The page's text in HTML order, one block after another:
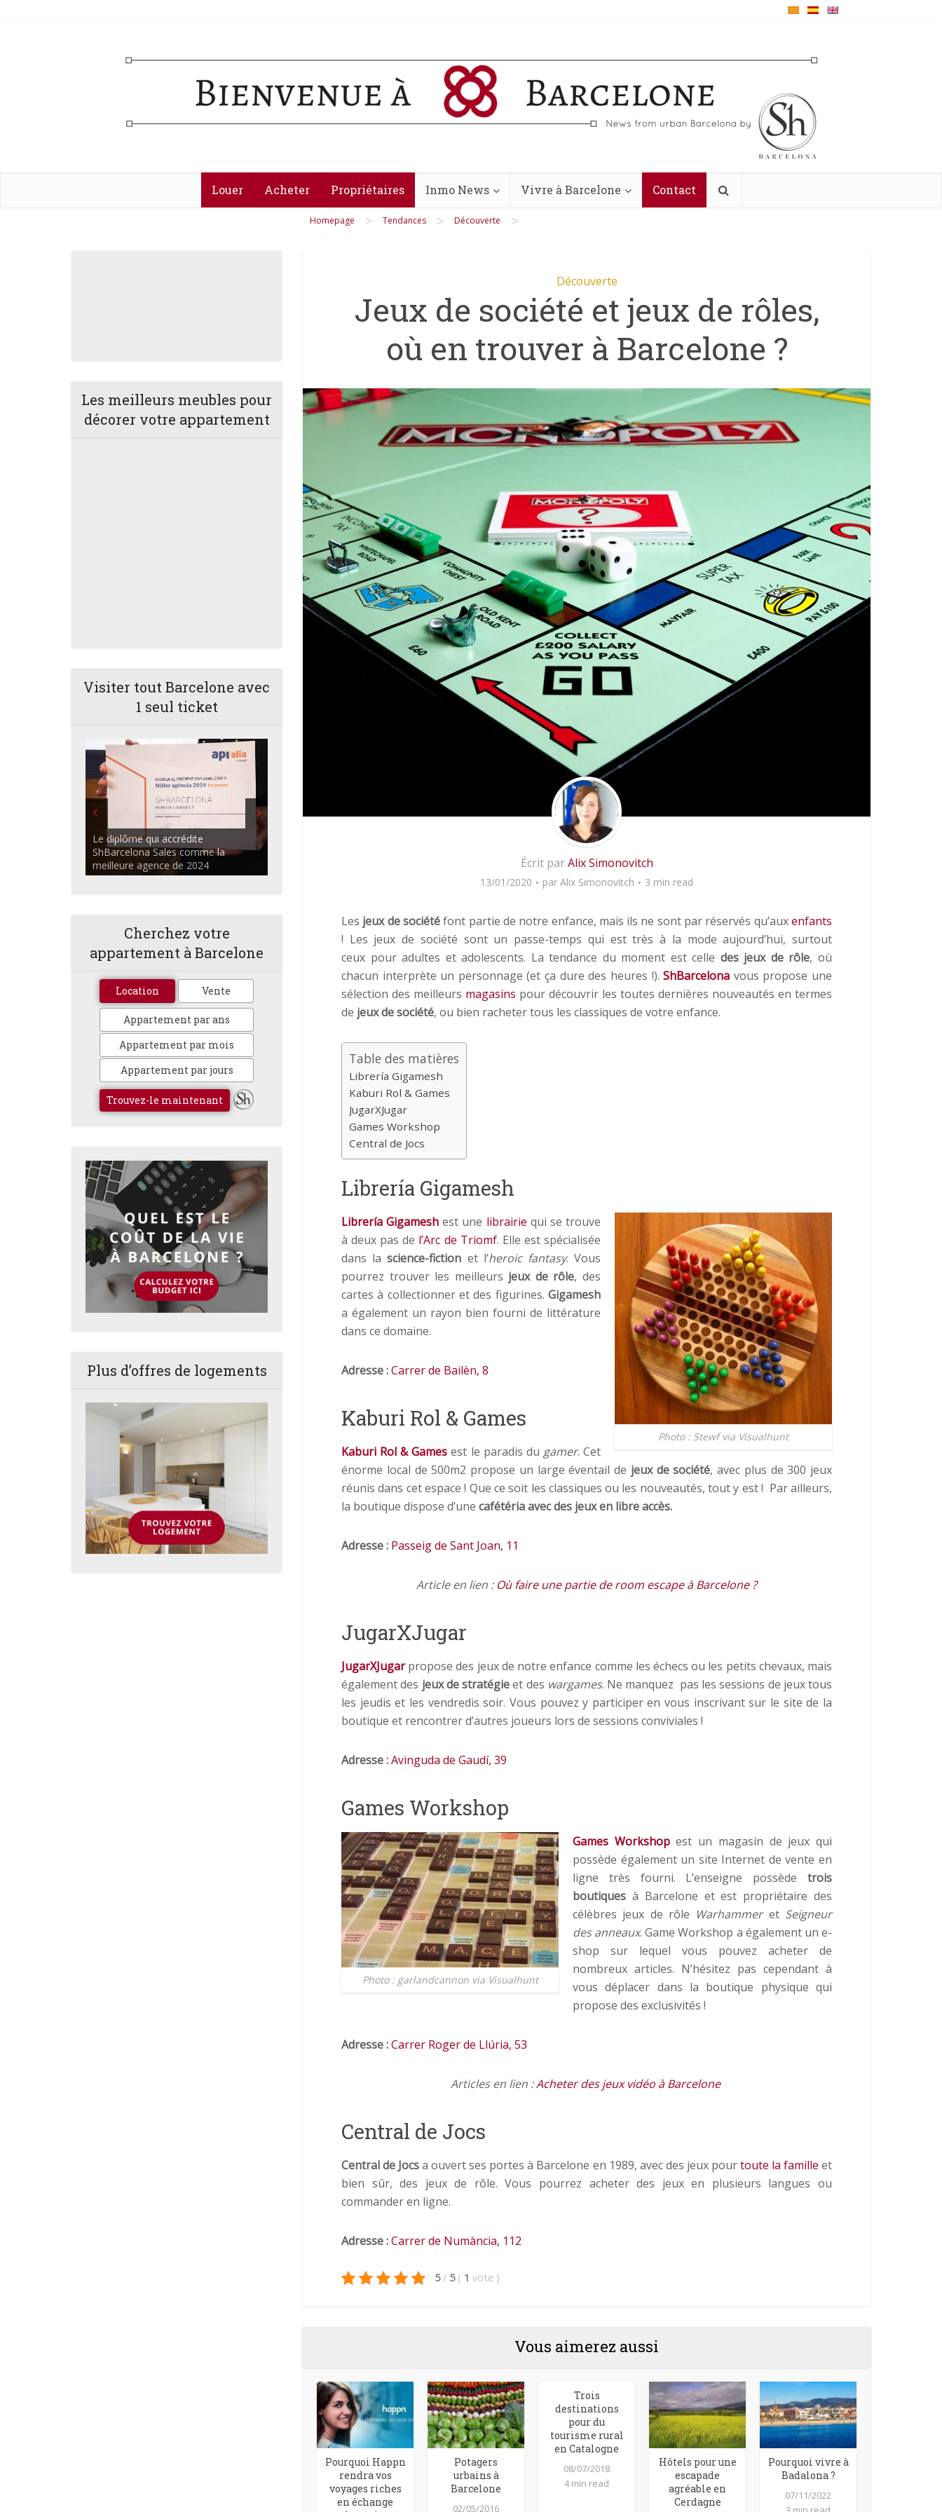
Louer Acheter Propriétaires Inmo News Vivre à Barcelone Contact
Homepage > Tendances > Découverte >
Les meilleurs meubles pour
décorer votre appartement
Visiter tout Barcelone avec
1 seul ticket
ShBarcelona Agents commerciaux
discutant dans l'auditorium du
Centre Apialia
Cherchez votre
appartement à Barcelone
Location Vente
Appartement par ans
Appartement par mois
Appartement par jours
Trouvez-le maintenant
Plus d’offres de logements
Découverte
Jeux de société et jeux de rôles,
où en trouver à Barcelone ?
Écrit parAlix Simonovitch
13/01/2020 par Alix Simonovitch 3 min read
Les jeux de sociétéfont partie de notre enfance, mais ils ne sont par réservés qu’auxenfants
! Les jeux de société sont un passe-temps qui est très à la mode aujourd’hui, surtout
ceux pour adultes et adolescents. La tendance du moment est celle des jeux de rôle, où
chacun interprète un personnage (et ça dure des heures !).ShBarcelona vous propose une
sélection des meilleurs magasins pour découvrir les toutes dernières nouveautés en termes
de jeux de société, ou bien racheter tous les classiques de votre enfance.
Table des matières
Librería Gigamesh
Kaburi Rol & Games
JugarXJugar
Games Workshop
Central de Jocs
Librería Gigamesh
Photo : Stewf via Visualhunt
Librería Gigamesh est une librairie qui se trouve
à deux pas de l’Arc de Triomf. Elle est spécialisée
dans lascience-fiction et l’heroic fantasy. Vous
pourrez trouver les meilleurs jeux de rôle, des
cartes à collectionner et des figurines. Gigamesh
a également un rayon bien fourni de littérature
dans ce domaine.
Adresse :Carrer de Bailèn, 8
Kaburi Rol & Games
Kaburi Rol & Games est le paradis du gamer. Cet
énorme local de 500m2 propose un large éventail de jeux de société, avec plus de 300 jeux
réunis dans cet espace ! Que ce soit les classiques ou les nouveautés, tout y est ! Par ailleurs,
la boutique dispose d’une cafétéria avec des jeux en libre accès.
Adresse : Passeig de Sant Joan, 11
Article en lien : Où faire une partie de room escape à Barcelone ?
JugarXJugar
JugarXJugar propose des jeux de notre enfance comme les échecs ou les petits chevaux, mais
également des jeux de stratégieet des wargames. Ne manquez pas les sessions de jeux tous
les jeudis et les vendredis soir. Vous pouvez y participer en vous inscrivant sur le site de la
boutique et rencontrer d’autres joueurs lors de sessions conviviales !
Adresse :Avinguda de Gaudí, 39
Games Workshop
Photo : garlandcannon via Visualhunt
Games Workshopest un magasin de jeux qui
possède également un site Internet de vente en
ligne très fourni. L’enseigne possède trois
boutiques à Barcelone et est propriétaire des
célèbres jeux de rôle Warhammeret Seigneur
des anneaux. Game Workshop a également un e-
shop sur lequel vous pouvez acheter de
nombreux articles. N’hésitez pas cependant à
vous déplacer dans la boutique physique qui
propose des exclusivités !
Adresse :Carrer Roger de Llúria, 53
Articles en lien :Acheter des jeux vidéo à Barcelone
Central de Jocs
Central de Jocsa ouvert ses portes à Barcelone en 1989, avec des jeux pourtoute la famille et
bien sûr, des jeux de rôle. Vous pourrez acheter des jeux en plusieurs langues ou
commander en ligne.
Adresse :Carrer de Numància, 112
5 / 5 ( 1 vote )
Vous aimerez aussi
Pourquoi Happn
rendra vos
voyages riches
en échange
Potagers
urbains à
Barcelone
02/05/2016
Trois
destinations
pour du
tourisme rural
en Catalogne
08/07/2018
4 min read
Hôtels pour une
escapade
agréable en
Cerdagne
Pourquoi vivre à
Badalona ?
07/11/2022